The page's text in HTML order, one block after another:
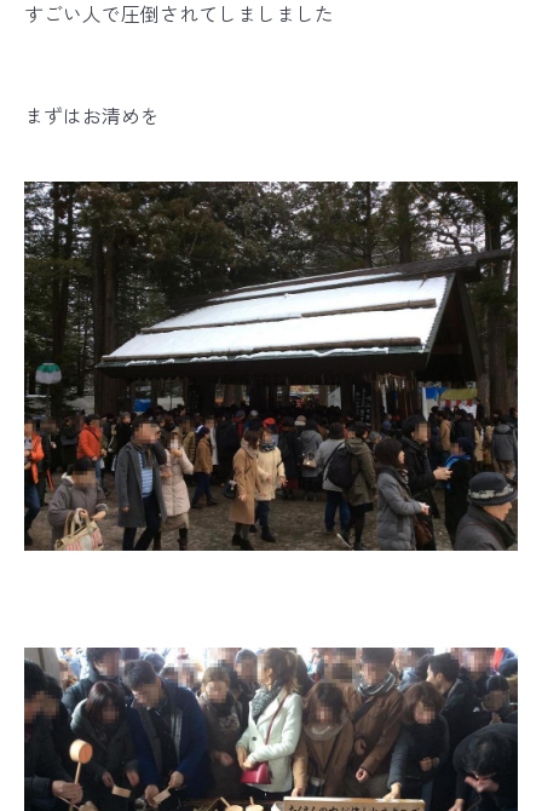
すごい人で圧倒されてしましました
まずはお清めを